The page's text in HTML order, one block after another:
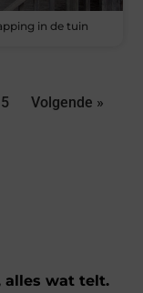
in de tuin
5 Volgende »
alles wat telt.